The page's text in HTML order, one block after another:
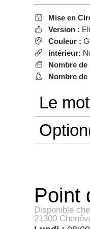
Mise en
Version :
Couleur :
intérieur:
Nombre de
Nombre de
Le
Point
Disponible
21300